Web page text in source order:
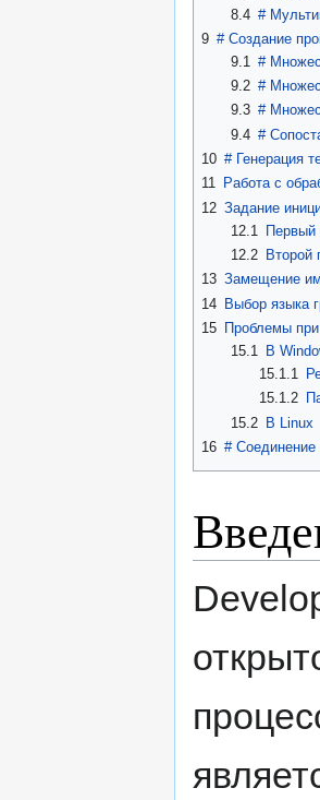
8.4 #
9 # Создание
9.1
#
9.2 #
9.3 #
9.4 #
10 # Генерация
11 Работа с
12 Задание
12.1
Первый
12.2
Второй
13 Замещение
14 Выбор языка
15 Проблемы
15.1
В
15.1.1
15.1.2
15.2
В Linux
16 # Соединение